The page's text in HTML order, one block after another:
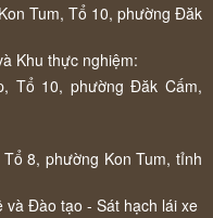
Tum, Tổ 10, phường Đăk
Khu thực nghiệm:
Tổ 10, phường Đăk Cấm,
8, phường Kon Tum, tỉnh
và Đào tạo - Sát hạch lái xe